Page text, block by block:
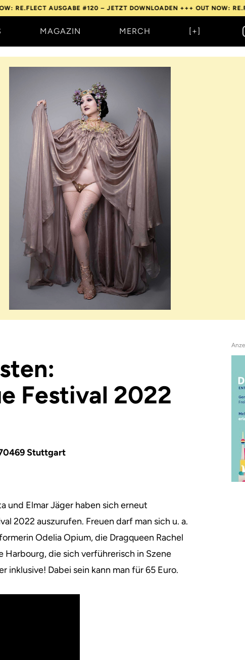
AUSGABE #120 – JETZT DOWNLOADEN +++OUT NOW: RE.FLECT
MAGAZIN MERCH [+]
Festival 2022
Stuttgart
und Elmar Jäger haben sich erneut
2022 auszurufen. Freuen darf man sich u. a.
Odelia Opium, die Dragqueen Rachel
die sich verführerisch in Szene
Dabei sein kann man für 65 Euro.